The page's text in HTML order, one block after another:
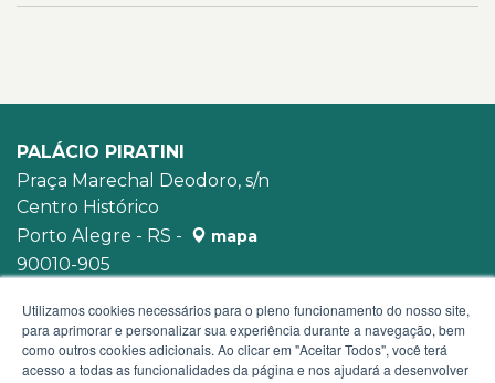
PALÁCIO PIRATINI
Praça Marechal Deodoro, s/n
Centro Histórico
Porto Alegre - RS -
mapa
90010-905
Utilizamos cookies necessários para o pleno funcionamento do nosso site,
para aprimorar e personalizar sua experiência durante a navegação, bem
como outros cookies adicionais. Ao clicar em "Aceitar Todos", você terá
acesso a todas as funcionalidades da página e nos ajudará a desenvolver